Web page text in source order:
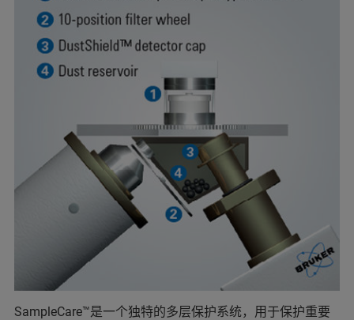
SampleCare™是一个独特的多层保护系统，用于保护重要